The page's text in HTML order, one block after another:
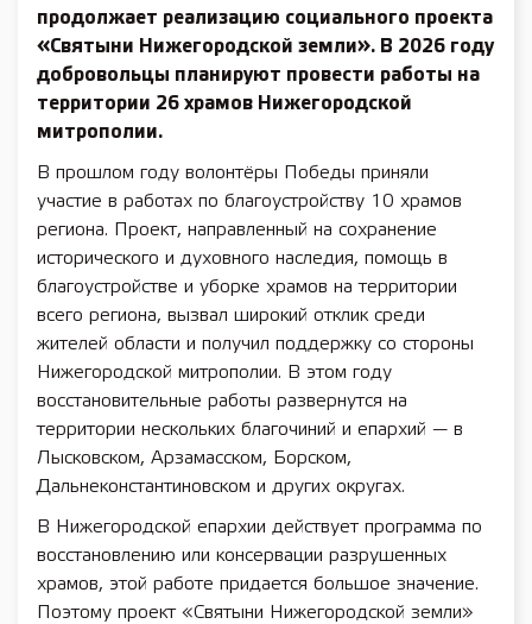
продолжает реализацию социального проекта
«Святыни Нижегородской земли». В 2026 году
добровольцы планируют провести работы на
территории 26 храмов Нижегородской
митрополии.
В прошлом году волонтёры Победы приняли
участие в работах по благоустройству 10 храмов
региона. Проект, направленный на сохранение
исторического и духовного наследия, помощь в
благоустройстве и уборке храмов на территории
всего региона, вызвал широкий отклик среди
жителей области и получил поддержку со стороны
Нижегородской митрополии. В этом году
восстановительные работы развернутся на
территории нескольких благочиний и епархий — в
Лысковском, Арзамасском, Борском,
Дальнеконстантиновском и других округах.
В Нижегородской епархии действует программа по
восстановлению или консервации разрушенных
храмов, этой работе придается большое значение.
Поэтому проект «Святыни Нижегородской земли»